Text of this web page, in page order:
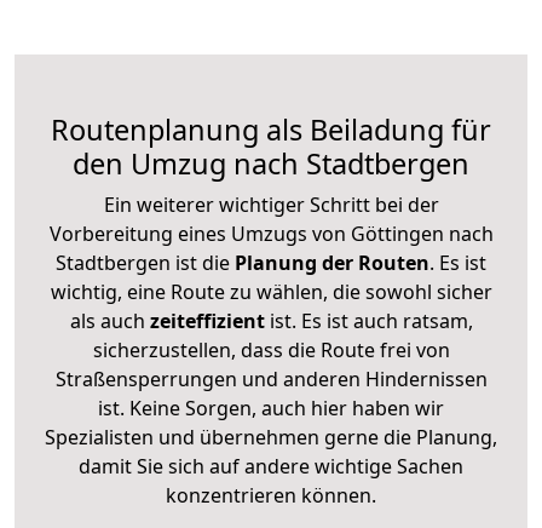
Routenplanung als Beiladung für
den Umzug nach Stadtbergen
Ein weiterer wichtiger Schritt bei der
Vorbereitung eines Umzugs von Göttingen nach
Stadtbergen ist die Planung der Routen. Es ist
wichtig, eine Route zu wählen, die sowohl sicher
als auch zeiteffizientist. Es ist auch ratsam,
sicherzustellen, dass die Route frei von
Straßensperrungen und anderen Hindernissen
ist. Keine Sorgen, auch hier haben wir
Spezialisten und übernehmen gerne die Planung,
damit Sie sich auf andere wichtige Sachen
konzentrieren können.